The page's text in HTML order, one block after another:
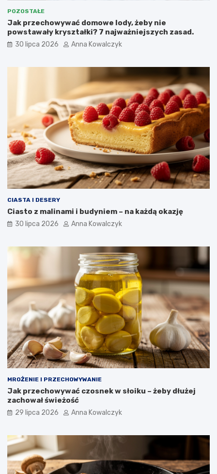
POZOSTAŁE
Jak przechowywać domowe lody, żeby nie
powstawały kryształki? 7 najważniejszych zasad.
30 lipca 2026 Anna Kowalczyk
CIASTA I DESERY
Ciasto z malinami i budyniem – na każdą okazję
30 lipca 2026 Anna Kowalczyk
MROŻENIE I PRZECHOWYWANIE
Jak przechowywać czosnek w słoiku – żeby dłużej
zachował świeżość
29 lipca 2026 Anna Kowalczyk